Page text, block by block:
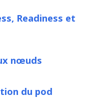
Readiness et
nœuds
du pod